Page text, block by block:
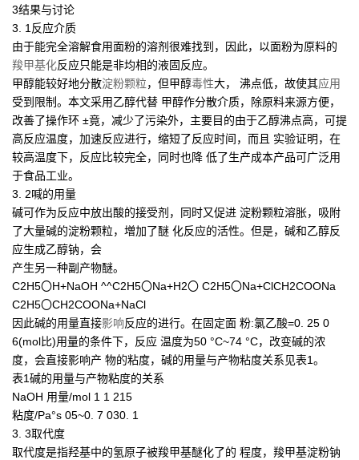
3结果与讨论
3. 1反应介质
由于能完全溶解食用面粉的溶剂很难找到，因此，以面粉为原料的
羧甲基化反应只能是非均相的液固反应。
甲醇能较好地分散淀粉颗粒，但甲醇毒性大， 沸点低，故使其应用
受到限制。本文采用乙醇代替 甲醇作分散介质，除原料来源方便，
改善了操作环 ±竟，减少了污染外，主要目的由于乙醇沸点高，可提
高反应温度，加速反应进行，缩短了反应时间，而且 实验证明，在
较高温度下，反应比较完全，同时也降 低了生产成本产品可广泛用
于食品工业。
3. 2喊的用量
碱可作为反应中放出酸的接受剂，同时又促进 淀粉颗粒溶胀，吸附
了大量碱的淀粉颗粒，増加了醚 化反应的活性。但是，碱和乙醇反
应生成乙醇钠，会
产生另一种副产物醚。
C2H5〇H+NaOH ^^C2H5〇Na+H2〇 C2H5〇Na+ClCH2COONa
C2H5〇CH2COONa+NaCl
因此碱的用量直接影响反应的进行。在固定面 粉:氯乙酸=0. 25 0
6(mol比)用量的条件下，反应 温度为50 °C~74 °C，改变碱的浓
度，会直接影响产 物的粘度，碱的用量与产物粘度关系见表1。
表1碱的用量与产物粘度的关系
NaOH 用量/mol 1 1 215
粘度/Pa°s 05~0. 7 030. 1
3. 3取代度
取代度是指羟基中的氢原子被羧甲基醚化了的 程度，羧甲基淀粉钠